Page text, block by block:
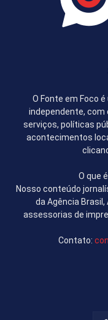
O Fonte em Foco
independente, com
serviços, políticas
acontecimentos
O que
Nosso conteúdo
da Agência
assessorias de
Contato: